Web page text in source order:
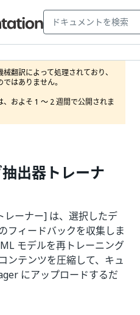
翻訳によって処理されており、
はありません。
およそ 1 ～ 2 週間で公開されま
出器トレーナ
ーナー] は、選択したデ
フィードバックを収集しま
モデルを再トレーニング
ンテンツを圧縮して、キュ
にアップロードするだ